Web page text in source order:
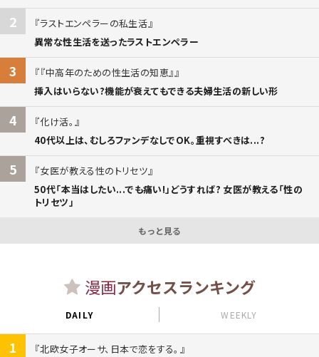
2
ラストエンペラーの私生活
異常な性生活を送ったラストエンペラー
3
『中高年のための性生活の知恵』
挿入はいらない?機能が衰えてもできる夫婦生活の新しい形
4
化け活。
40代以上は、むしろファンデなしでOK。重視すべきは...?
5
女医が教える性のトリセツ
50代「本当はしたい...でも痛い!」どうすれば? 女医が教える「性の
トリセツ」
もっと見る
漫画アクセスランキング
DAILY WEEKLY
1
北欧女子オーサ、日本で恋をする。